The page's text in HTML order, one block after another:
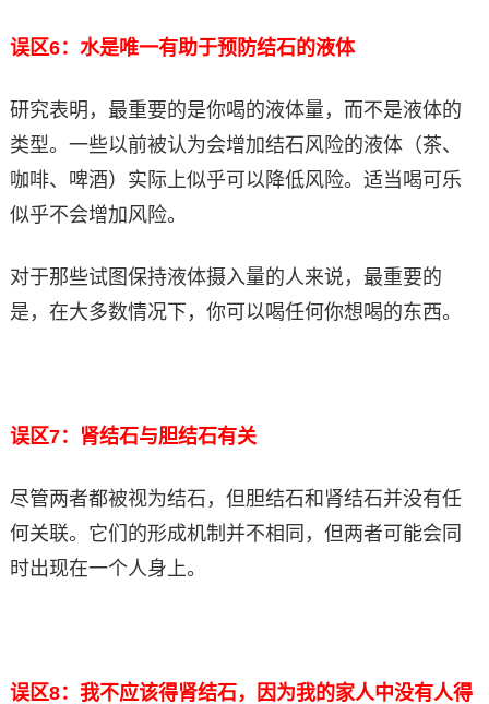
误区6：水是唯一有助于预防结石的液体
研究表明，最重要的是你喝的液体量，而不是液体的
类型。一些以前被认为会增加结石风险的液体（茶、
咖啡、啤酒）实际上似乎可以降低风险。适当喝可乐
似乎不会增加风险。
对于那些试图保持液体摄入量的人来说，最重要的
是，在大多数情况下，你可以喝任何你想喝的东西。
误区7：肾结石与胆结石有关
尽管两者都被视为结石，但胆结石和肾结石并没有任
何关联。它们的形成机制并不相同，但两者可能会同
时出现在一个人身上。
误区8：我不应该得肾结石，因为我的家人中没有人得